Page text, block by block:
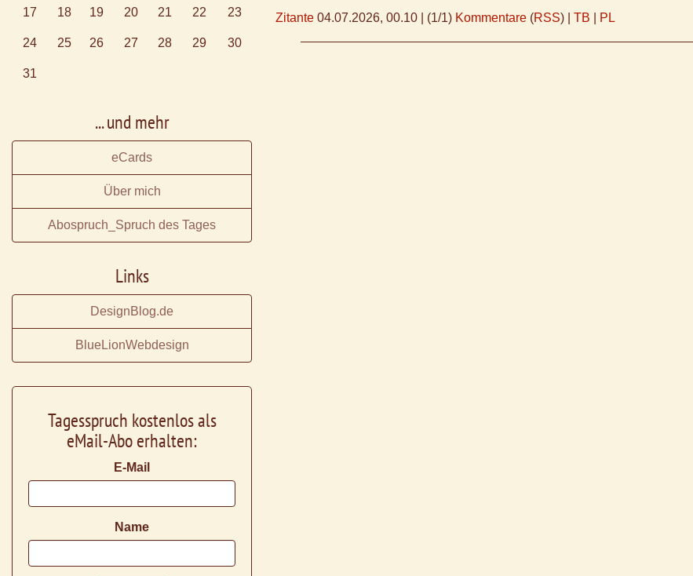
Zitante 04.07.2026, 00.10 (1/1) Kommentare (RSS) | TB PL
17 18 19 20 21 22 23
24 25 26 27 28 29 30
31
... und mehr
eCards
Über mich
Abospruch_Spruch des Tages
Links
DesignBlog.de
BlueLionWebdesign
Tagesspruch kostenlos als
eMail-Abo erhalten:
E-Mail
Name